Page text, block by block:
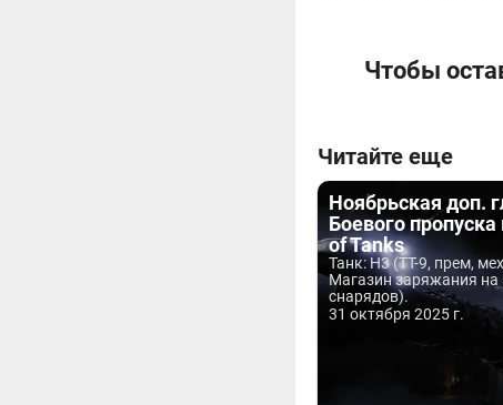
Чтобы
Читайте еще
Ноябрьская доп.
Боевого пропуска
of Tanks
Танк: H3 (ТТ-9, прем,
Магазин заряжания на
снарядов).
31 октября 2025 г.